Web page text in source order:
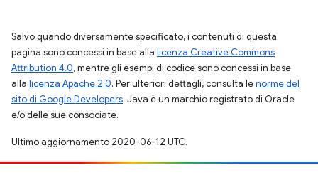
Salvo quando diversamente specificato, i contenuti di questa
pagina sono concessi in base alla licenza Creative Commons
Attribution 4.0, mentre gli esempi di codice sono concessi in base
alla licenza Apache 2.0. Per ulteriori dettagli, consulta lenorme del
sito di Google Developers. Java è un marchio registrato di Oracle
e/o delle sue consociate.
Ultimo aggiornamento 2020-06-12 UTC.